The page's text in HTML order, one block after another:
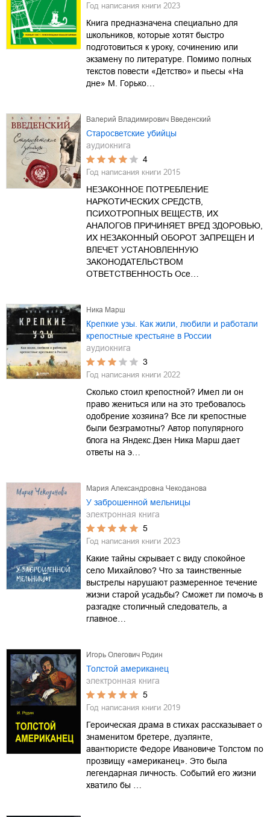
Год написания книги 2023
Книга предназначена специально для
школьников, которые хотят быстро
подготовиться к уроку, сочинению или
экзамену по литературе. Помимо полных
текстов повести «Детство» и пьесы «На
дне» М. Горько…
Валерий Владимирович Введенский
Старосветские убийцы
аудиокнига
4
Год написания книги 2015
НЕЗАКОННОЕ ПОТРЕБЛЕНИЕ
НАРКОТИЧЕСКИХ СРЕДСТВ,
ПСИХОТРОПНЫХ ВЕЩЕСТВ, ИХ
АНАЛОГОВ ПРИЧИНЯЕТ ВРЕД ЗДОРОВЬЮ,
ИХ НЕЗАКОННЫЙ ОБОРОТ ЗАПРЕЩЕН И
ВЛЕЧЕТ УСТАНОВЛЕННУЮ
ЗАКОНОДАТЕЛЬСТВОМ
ОТВЕТСТВЕННОСТЬ Осе…
Ника Марш
Крепкие узы. Как жили, любили и работали
крепостные крестьяне в России
аудиокнига
3
Год написания книги 2022
Сколько стоил крепостной? Имел ли он
право жениться или на это требовалось
одобрение хозяина? Все ли крепостные
были безграмотны? Автор популярного
блога на Яндекс.Дзен Ника Марш дает
ответы на э…
Мария Александровна Чекоданова
У заброшенной мельницы
электронная книга
5
Год написания книги 2023
Какие тайны скрывает с виду спокойное
село Михайлово? Что за таинственные
выстрелы нарушают размеренное течение
жизни старой усадьбы? Сможет ли помочь в
разгадке столичный следователь, а
главное…
Игорь Олегович Родин
Толстой американец
электронная книга
5
Год написания книги 2019
Героическая драма в стихах рассказывает о
знаменитом бретере, дуэлянте,
авантюристе Федоре Ивановиче Толстом по
прозвищу «американец». Это была
легендарная личность. Событий его жизни
хватило бы …